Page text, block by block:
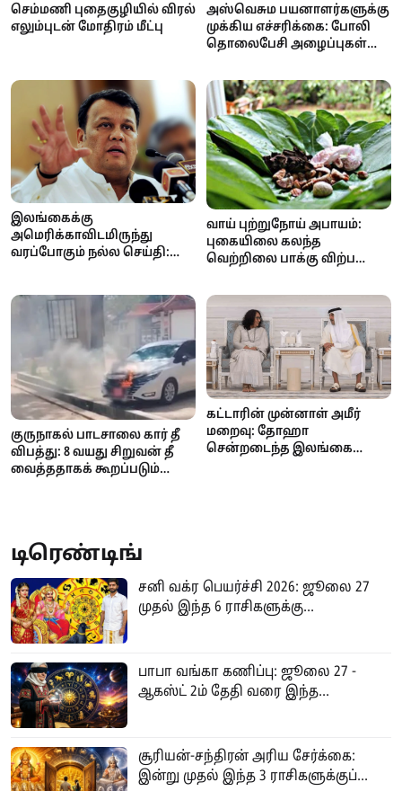
செம்மணி புதைகுழியில் விரல்
எலும்புடன் மோதிரம் மீட்பு
அஸ்வெசும பயனாளர்களுக்கு
முக்கிய எச்சரிக்கை: போலி
தொலைபேசி அழைப்புகள்
இலங்கைக்கு
அமெரிக்காவிடமிருந்து
வரப்போகும் நல்ல செய்தி:
வாய் புற்றுநோய் அபாயம்:
புகையிலை கலந்த
வெற்றிலை பாக்கு விற்பனை
தடை..
குருநாகல் பாடசாலை கார் தீ
விபத்து: 8 வயது சிறுவன் தீ
வைத்ததாகக் கூறப்படும்
கட்டாரின் முன்னாள் அமீர்
மறைவு: தோஹா
சென்றடைந்த இலங்கை
டிரெண்டிங்
சனி வக்ர பெயர்ச்சி 2026: ஜூலை 27
முதல் இந்த 6 ராசிகளுக்கு...
பாபா வங்கா கணிப்பு: ஜூலை 27 -
ஆகஸ்ட் 2ம் தேதி வரை இந்த...
சூரியன்-சந்திரன் அரிய சேர்க்கை:
இன்று முதல் இந்த 3 ராசிகளுக்குப்...